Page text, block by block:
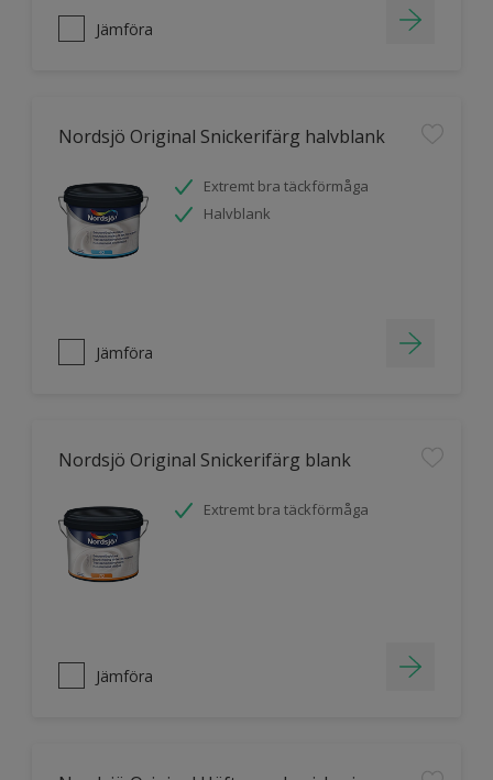
Jämföra
Nordsjö Original Snickerifärg halvblank
Extremt bra täckförmåga
Halvblank
Jämföra
Nordsjö Original Snickerifärg blank
Extremt bra täckförmåga
Jämföra